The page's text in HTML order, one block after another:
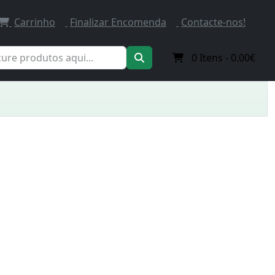
Carrinho Finalizar Encomenda Contacte-nos!
0 Itens - 0.00€